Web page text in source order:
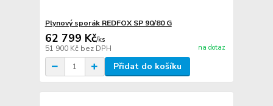
Plynový sporák REDFOX SP 90/80 G
62 799 Kč/ks
51 900 Kč bez DPH na dotaz
Přidat do košíku